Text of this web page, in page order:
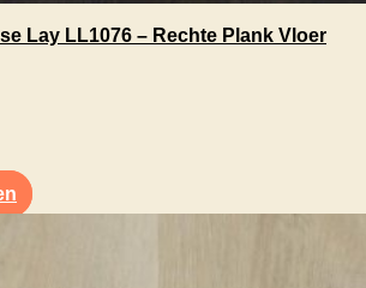
Lay LL1076 – Rechte Plank Vloer